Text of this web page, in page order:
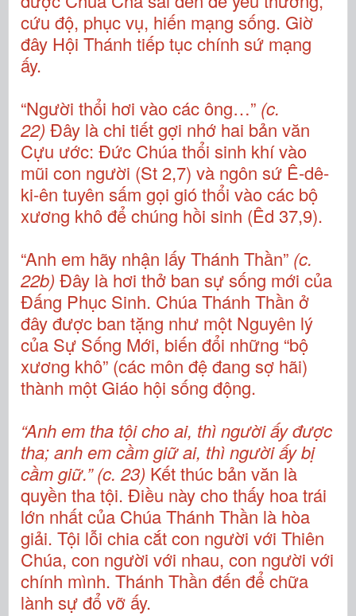
cứu độ, phục vụ, hiến mạng sống. Giờ
đây Hội Thánh tiếp tục chính sứ mạng
ấy.
“Người thổi hơi vào các ông…” (c.
22) Đây là chi tiết gợi nhớ hai bản văn
Cựu ước: Đức Chúa thổi sinh khí vào
mũi con người (St 2,7) và ngôn sứ Ê-dê-
ki-ên tuyên sấm gọi gió thổi vào các bộ
xương khô để chúng hồi sinh (Êd 37,9).
“Anh em hãy nhận lấy Thánh Thần” (c.
22b) Đây là hơi thở ban sự sống mới của
Đấng Phục Sinh. Chúa Thánh Thần ở
đây được ban tặng như một Nguyên lý
của Sự Sống Mới, biến đổi những “bộ
xương khô” (các môn đệ đang sợ hãi)
thành một Giáo hội sống động.
“Anh em tha tội cho ai, thì người ấy được
tha; anh em cầm giữ ai, thì người ấy bị
cầm giữ.” (c. 23) Kết thúc bản văn là
quyền tha tội. Điều này cho thấy hoa trái
lớn nhất của Chúa Thánh Thần là hòa
giải. Tội lỗi chia cắt con người với Thiên
Chúa, con người với nhau, con người với
chính mình. Thánh Thần đến để chữa
lành sự đổ vỡ ấy.